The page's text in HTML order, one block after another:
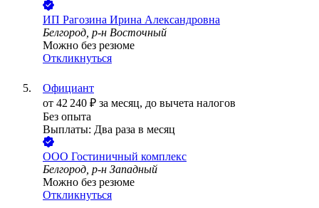
ИП Рагозина Ирина Александровна
Белгород, р-н Восточный
Можно без резюме
Откликнуться
Официант
от 42 240 ₽ за месяц, до вычета налогов
Без опыта
Выплаты: Два раза в месяц
ООО Гостиничный комплекс
Белгород, р-н Западный
Можно без резюме
Откликнуться